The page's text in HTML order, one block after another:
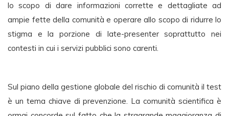
lo scopo di dare informazioni corrette e dettagliate ad
ampie fette della comunità e operare allo scopo di ridurre lo
stigma e la porzione di late-presenter soprattutto nei
contesti in cui i servizi pubblici sono carenti.
Sul piano della gestione globale del rischio di comunità il test
è un tema chiave di prevenzione. La comunità scientifica è